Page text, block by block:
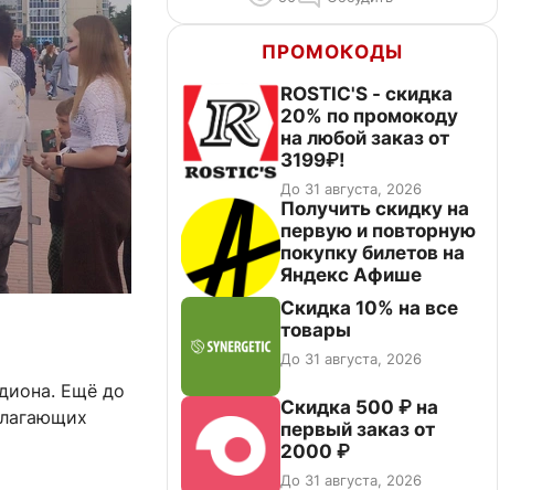
Ещё до
ПРОМОКОДЫ
ROSTIC'S - скидка
20% по промокоду
на любой заказ от
3199₽!
До 31 августа, 2026
Получить скидку на
первую и повторную
покупку билетов на
Яндекс Афише
Скидка 10% на все
товары
До 31 августа, 2026
Скидка 500 ₽ на
первый заказ от
2000 ₽
До 31 августа, 2026